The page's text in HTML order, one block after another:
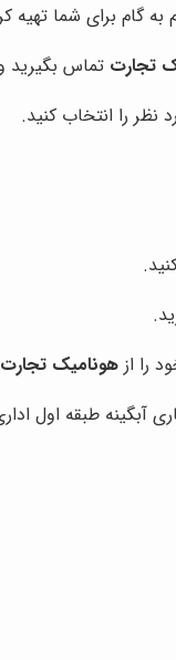
گام برای شما تهیه
تجارت تماس
نظر را انتخاب کنید.
را از هونامیک تجارت
طبقه اول اداری